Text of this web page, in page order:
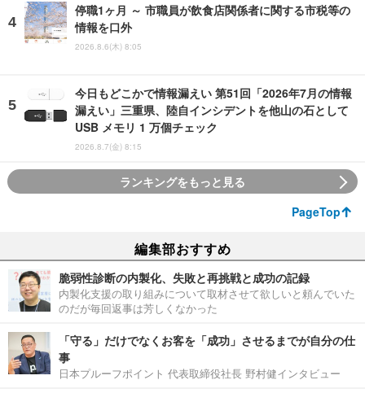
停職1ヶ月 ～ 市職員が飲食店関係者に関する市税等の
情報を口外
2026.8.6(木) 8:05
今日もどこかで情報漏えい 第51回「2026年7月の情報
漏えい」三重県、陸自インシデントを他山の石として
USB メモリ 1 万個チェック
2026.8.7(金) 8:15
ランキングをもっと見る
PageTop
編集部おすすめ
脆弱性診断の内製化、失敗と再挑戦と成功の記録
内製化支援の取り組みについて取材させて欲しいと頼んでいた
のだが毎回返事は芳しくなかった
「守る」だけでなくお客を「成功」させるまでが自分の仕
事
日本プルーフポイント 代表取締役社長 野村健インタビュー